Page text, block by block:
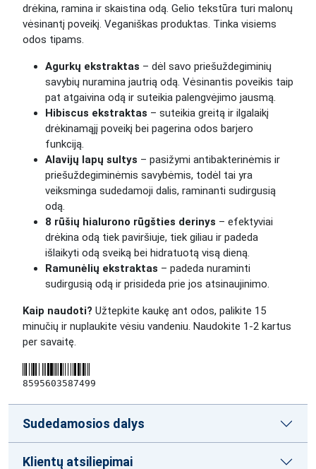
drėkina, ramina ir skaistina odą. Gelio tekstūra turi malonų
vėsinantį poveikį. Veganiškas produktas. Tinka visiems
odos tipams.
Agurkų ekstraktas – dėl savo priešuždegiminių
savybių nuramina jautrią odą. Vėsinantis poveikis taip
pat atgaivina odą ir suteikia palengvėjimo jausmą.
Hibiscus ekstraktas – suteikia greitą ir ilgalaikį
drėkinamąjį poveikį bei pagerina odos barjero
funkciją.
Alavijų lapų sultys – pasižymi antibakterinėmis ir
priešuždegiminėmis savybėmis, todėl tai yra
veiksminga sudedamoji dalis, raminanti sudirgusią
odą.
8 rūšių hialurono rūgšties derinys – efektyviai
drėkina odą tiek paviršiuje, tiek giliau ir padeda
išlaikyti odą sveiką bei hidratuotą visą dieną.
Ramunėlių ekstraktas – padeda nuraminti
sudirgusią odą ir prisideda prie jos atsinaujinimo.
Kaip naudoti? Užtepkite kaukę ant odos, palikite 15
minučių ir nuplaukite vėsiu vandeniu. Naudokite 1-2 kartus
per savaitę.
8595603587499
Sudedamosios dalys
Klientų atsiliepimai